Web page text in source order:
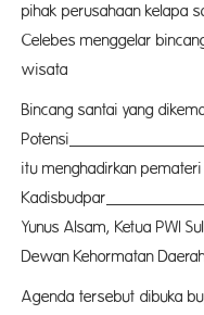
pihak perusahaan kelapa
Celebes menggelar
wisata
Bincang santai yang
Potensi
itu menghadirkan
Kadisbudpar
Yunus Alsam, Ketua PWI
Dewan Kehormatan
Agenda tersebut dibuka